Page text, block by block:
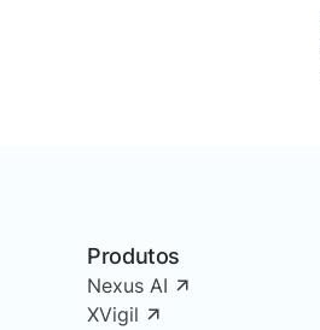
Produtos
Nexus AI
XVigil